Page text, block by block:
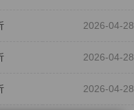
2026-04-28
2026-04-28
2026-04-28